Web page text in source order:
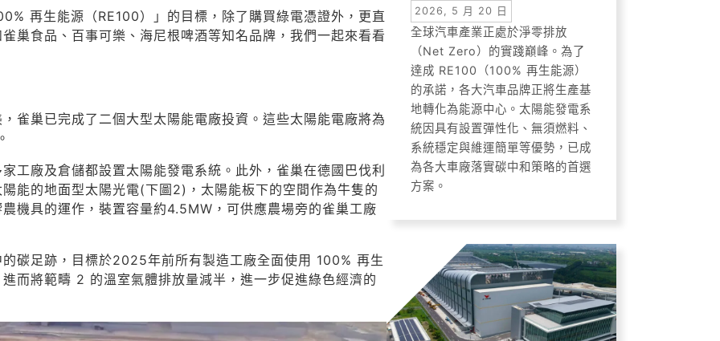
再生能源（RE100）」的目標，除了購買綠電憑證外，更直
巢食品、百事可樂、海尼根啤酒等知名品牌，我們一起來看看
雀巢已完成了二個大型太陽能電廠投資。這些太陽能電廠將為
工廠及倉儲都設置太陽能發電系統。此外，雀巢在德國巴伐利
能的地面型太陽光電(下圖2)，太陽能板下的空間作為牛隻的
機具的運作，裝置容量約4.5MW，可供應農場旁的雀巢工廠
碳足跡，目標於2025年前所有製造工廠全面使用 100% 再生
而將範疇 2 的溫室氣體排放量減半，進一步促進綠色經濟的
2026, 5 月 20 日
全球汽車產業正處於淨零排放
（Net Zero）的實踐巔峰。為了
達成 RE100（100% 再生能源）
的承諾，各大汽車品牌正將生產基
地轉化為能源中心。太陽能發電系
統因具有設置彈性化、無須燃料、
系統穩定與維運簡單等優勢，已成
為各大車廠落實碳中和策略的首選
方案。